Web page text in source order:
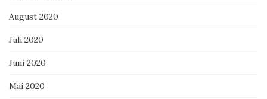
August 2020
Juli 2020
Juni 2020
Mai 2020